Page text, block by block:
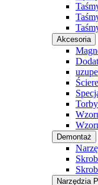
Akcesoria
Demontaż
Narzędzia